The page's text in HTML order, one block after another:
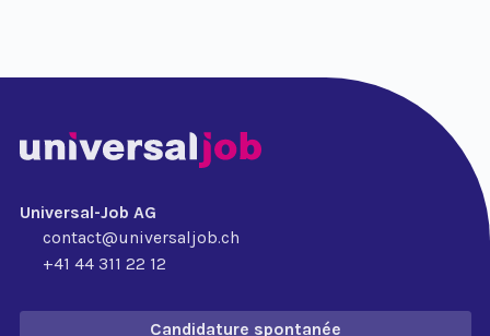
Universal-Job AG
contact@universaljob.ch
+41 44 311 22 12
Candidature spontanée